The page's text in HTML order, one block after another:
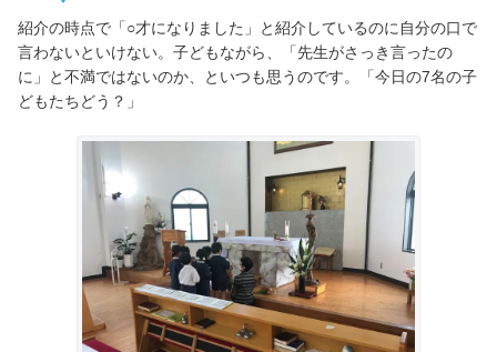
紹介の時点で「○才になりました」と紹介しているのに自分の口で
言わないといけない。子どもながら、「先生がさっき言ったの
に」と不満ではないのか、といつも思うのです。「今日の7名の子
どもたちどう？」